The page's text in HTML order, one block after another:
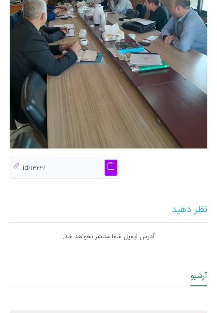
نظر دهید
آدرس ایمیل شما منتشر نخواهد شد.
آرشیو